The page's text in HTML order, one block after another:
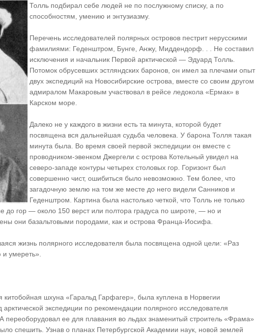
Толль подбирал себе людей не по послужному списку, а по
способностям, умению и энтузиазму.
Перечень исследователей полярных островов пестрит нерусскими
фамилиями: Геденштром, Бунге, Анжу, Миддендорф. . . Не составил
исключения и начальник Первой арктической — Эдуард Толль.
Потомок обрусевших эстляндских баронов, он имел за плечами опыт
двух экспедиций на Новосибирские острова, вместе со своим другом
адмиралом Макаровым участвовал в рейсе ледокола «Ермак» в
Карском море.
Далеко не у каждого в жизни есть та минута, которой будет
посвящена вся дальнейшая судьба человека. У барона Толля такая
минута была. Во время своей первой экспедиции он вместе с
проводником-эвенком Джергели с острова Котельный увидел на
северо-западе контуры четырех столовых гор. Горизонт был
совершенно чист, ошибиться было невозможно. Тем более, что
загадочную землю на том же месте до него видели Санников и
Геденштром. Картина была настолько четкой, что Толль не только
до гор — около 150 верст или полтора градуса по широте, — но и
они базальтовыми породами, как и острова Франца-Иосифа.
жизнь полярного исследователя была посвящена одной цели: «Раз
и умереть».
шхуна «Гаральд Гарфагер», была куплена в Норвегии
экспедиции по рекомендации полярного исследователя
переоборудовал ее для плавания во льдах знаменитый строитель «Фрама»
спешить. Узнав о планах Петербургской Академии наук, новой землей